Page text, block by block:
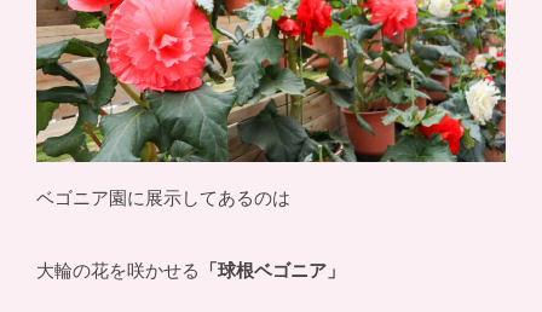
ベゴニア園に展示してあるのは
大輪の花を咲かせる 「球根ベゴニア」